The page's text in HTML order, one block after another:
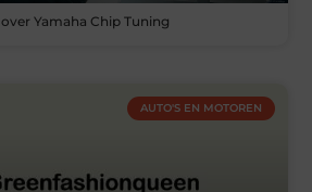
over Yamaha Chip Tuning
AUTO'S EN MOTOREN